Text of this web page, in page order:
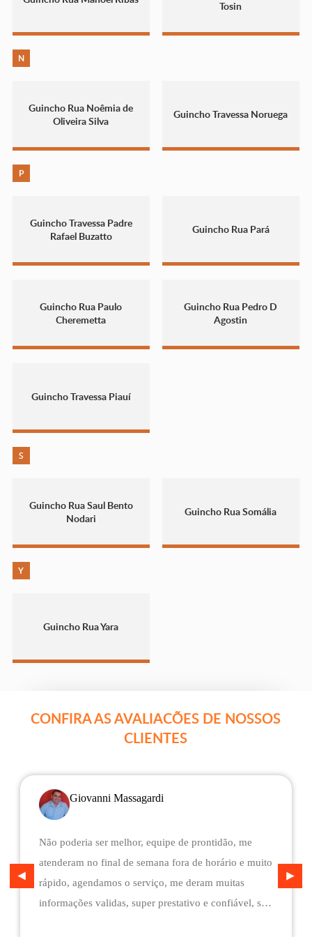
Tosin
N
Guincho Rua Noêmia de
Oliveira Silva
Guincho Travessa Noruega
P
Guincho Travessa Padre
Rafael Buzatto
Guincho Rua Pará
Guincho Rua Paulo
Cheremetta
Guincho Rua Pedro D
Agostin
Guincho Travessa Piauí
S
Guincho Rua Saul Bento
Nodari
Guincho Rua Somália
Y
Guincho Rua Yara
CONFIRA AS AVALIACÕES DE NOSSOS
CLIENTES
Giovanni Massagardi
Não poderia ser melhor, equipe de prontidão, me
atenderam no final de semana fora de horário e muito
rápido, agendamos o serviço, me deram muitas
informações validas, super prestativo e confiável, são